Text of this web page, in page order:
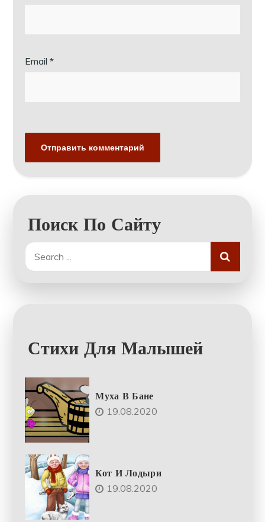
Email*
Поиск По Сайту
Search
for:
Стихи Для Малышей
Муха В Бане
19.08.2020
Кот И Лодыри
19.08.2020